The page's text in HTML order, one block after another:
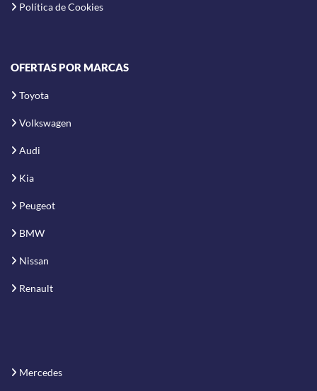
Política de Cookies
OFERTAS POR MARCAS
Toyota
Volkswagen
Audi
Kia
Peugeot
BMW
Nissan
Renault
Mercedes